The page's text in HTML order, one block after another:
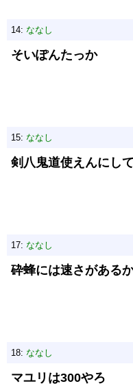
14: ななし
そいぽんたっか
15: ななし
剣八鬼道使えんにし
17: ななし
砕蜂には速さがある
18: ななし
マユリは300やろ